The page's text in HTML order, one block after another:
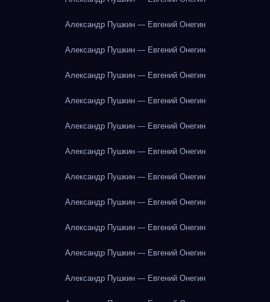
Александр Пушкин — Евгений Онегин
Александр Пушкин — Евгений Онегин
Александр Пушкин — Евгений Онегин
Александр Пушкин — Евгений Онегин
Александр Пушкин — Евгений Онегин
Александр Пушкин — Евгений Онегин
Александр Пушкин — Евгений Онегин
Александр Пушкин — Евгений Онегин
Александр Пушкин — Евгений Онегин
Александр Пушкин — Евгений Онегин
Александр Пушкин — Евгений Онегин